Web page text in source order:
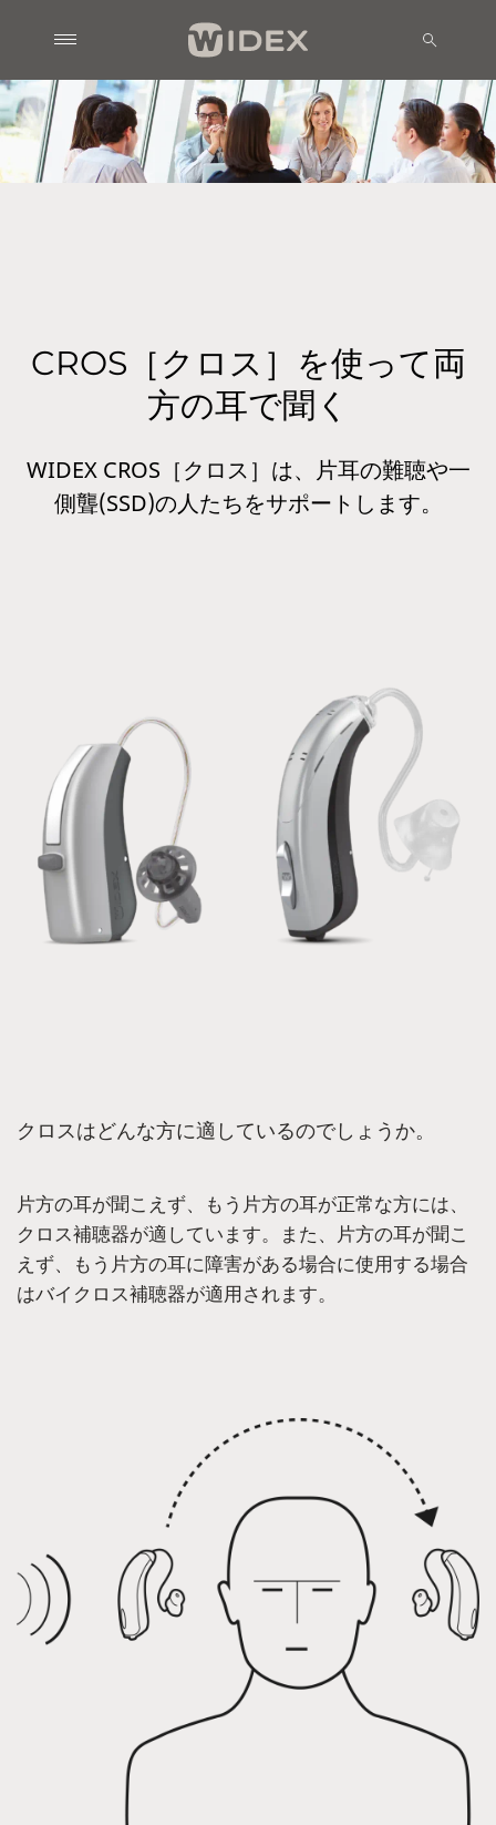
CROS［クロス］を使って両
方の耳で聞く
WIDEX CROS［クロス］は、片耳の難聴や一
側聾(SSD)の人たちをサポートします。
クロスはどんな方に適しているのでしょうか。
片方の耳が聞こえず、もう片方の耳が正常な方には、
クロス補聴器が適しています。また、片方の耳が聞こ
えず、もう片方の耳に障害がある場合に使用する場合
はバイクロス補聴器が適用されます。